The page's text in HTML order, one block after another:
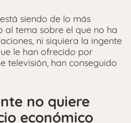
siendo de lo más
al tema sobre el que no ha
ni siquiera la ingente
le han ofrecido por
televisión, han conseguido
no quiere
económico